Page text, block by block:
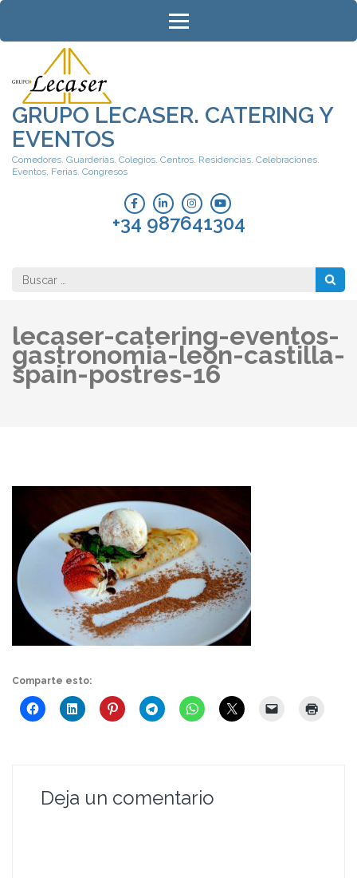
Saltar
contenido
(presiona
tecla
Intro)
GRUPO LECASER. CATERING Y
EVENTOS
Comedores. Guarderías. Colegios. Centros. Residencias. Celebraciones.
Eventos, Ferias. Congresos
+34 987641304
Buscar:
lecaser-catering-eventos-
gastronomia-leon-castilla-
spain-postres-16
Comparte esto:
Deja un comentario